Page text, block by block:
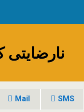
Mail SMS